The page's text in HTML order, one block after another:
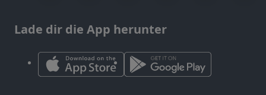
Lade dir die App herunter